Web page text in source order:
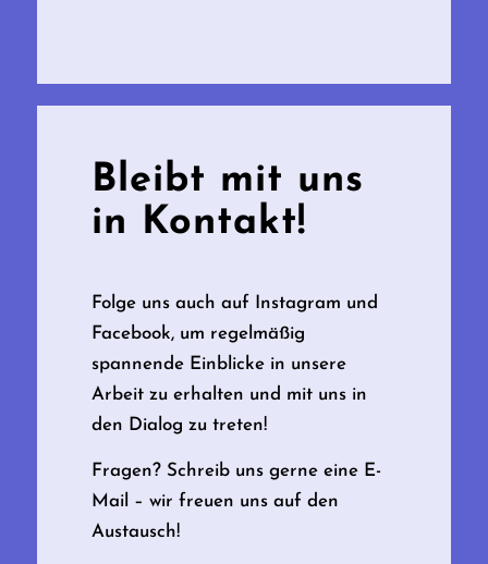
Bleibt mit uns
in Kontakt!
Folge uns auch auf Instagram und
Facebook, um regelmäßig
spannende Einblicke in unsere
Arbeit zu erhalten und mit uns in
den Dialog zu treten!
Fragen? Schreib uns gerne eine E-
Mail – wir freuen uns auf den
Austausch!